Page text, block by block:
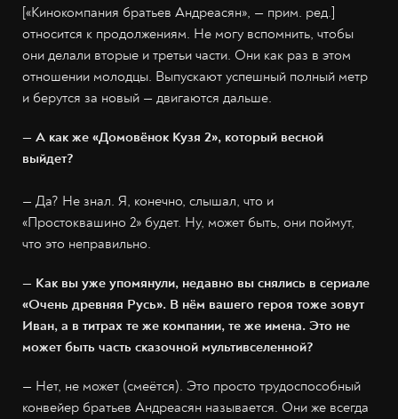
[«Кинокомпания братьев Андреасян», — прим. ред.]
относится к продолжениям. Не могу вспомнить, чтобы
они делали вторые и третьи части. Они как раз в этом
отношении молодцы. Выпускают успешный полный метр
и берутся за новый — двигаются дальше.
— А как же «Домовёнок Кузя 2», который весной
выйдет?
— Да? Не знал. Я, конечно, слышал, что и
«Простоквашино 2» будет. Ну, может быть, они поймут,
что это неправильно.
— Как вы уже упомянули, недавно вы снялись в сериале
«Очень древняя Русь». В нём вашего героя тоже зовут
Иван, а в титрах те же компании, те же имена. Это не
может быть часть сказочной мультивселенной?
— Нет, не может (смеётся). Это просто трудоспособный
конвейер братьев Андреасян называется. Они же всегда